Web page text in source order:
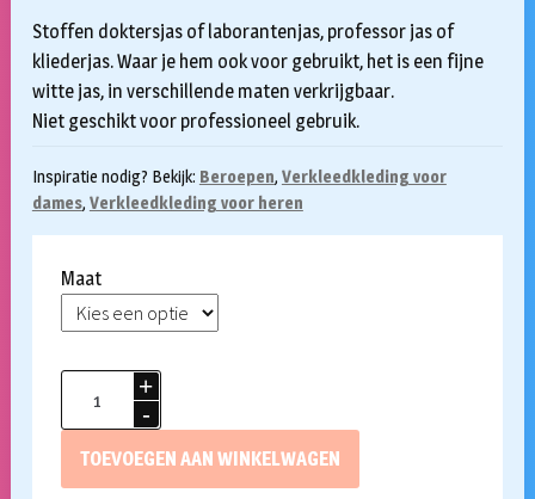
Stoffen doktersjas of laborantenjas, professor jas of
kliederjas. Waar je hem ook voor gebruikt, het is een fijne
witte jas, in verschillende maten verkrijgbaar.
Niet geschikt voor professioneel gebruik.
Inspiratie nodig? Bekijk: Beroepen, Verkleedkleding voor
dames, Verkleedkleding voor heren
Maat
Doktersjas
volwassen
TOEVOEGEN AAN WINKELWAGEN